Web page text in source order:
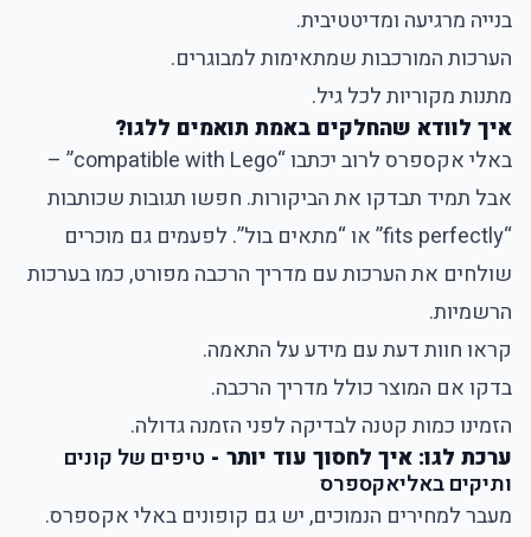
בנייה מרגיעה ומדיטטיבית.
הערכות המורכבות שמתאימות למבוגרים.
מתנות מקוריות לכל גיל.
איך לוודא שהחלקים באמת תואמים ללגו?
באלי אקספרס לרוב יכתבו “compatible with Lego” –
אבל תמיד תבדקו את הביקורות. חפשו תגובות שכותבות
“fits perfectly” או “מתאים בול”. לפעמים גם מוכרים
שולחים את הערכות עם מדריך הרכבה מפורט, כמו בערכות
הרשמיות.
קראו חוות דעת עם מידע על התאמה.
בדקו אם המוצר כולל מדריך הרכבה.
הזמינו כמות קטנה לבדיקה לפני הזמנה גדולה.
ערכת לגו: איך לחסוך עוד יותר - טיפים של קונים
ותיקים באליאקספרס
מעבר למחירים הנמוכים, יש גם קופונים באלי אקספרס.